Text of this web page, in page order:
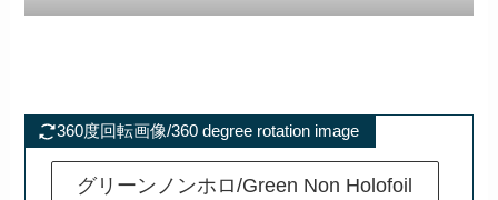
360度回転画像/360 degree rotation image
グリーンノンホロ/Green Non Holofoil